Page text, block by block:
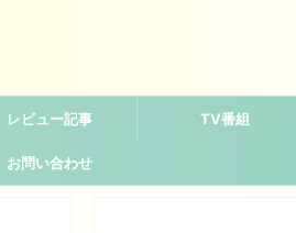
レビュー記事 TV番組
お問い合わせ